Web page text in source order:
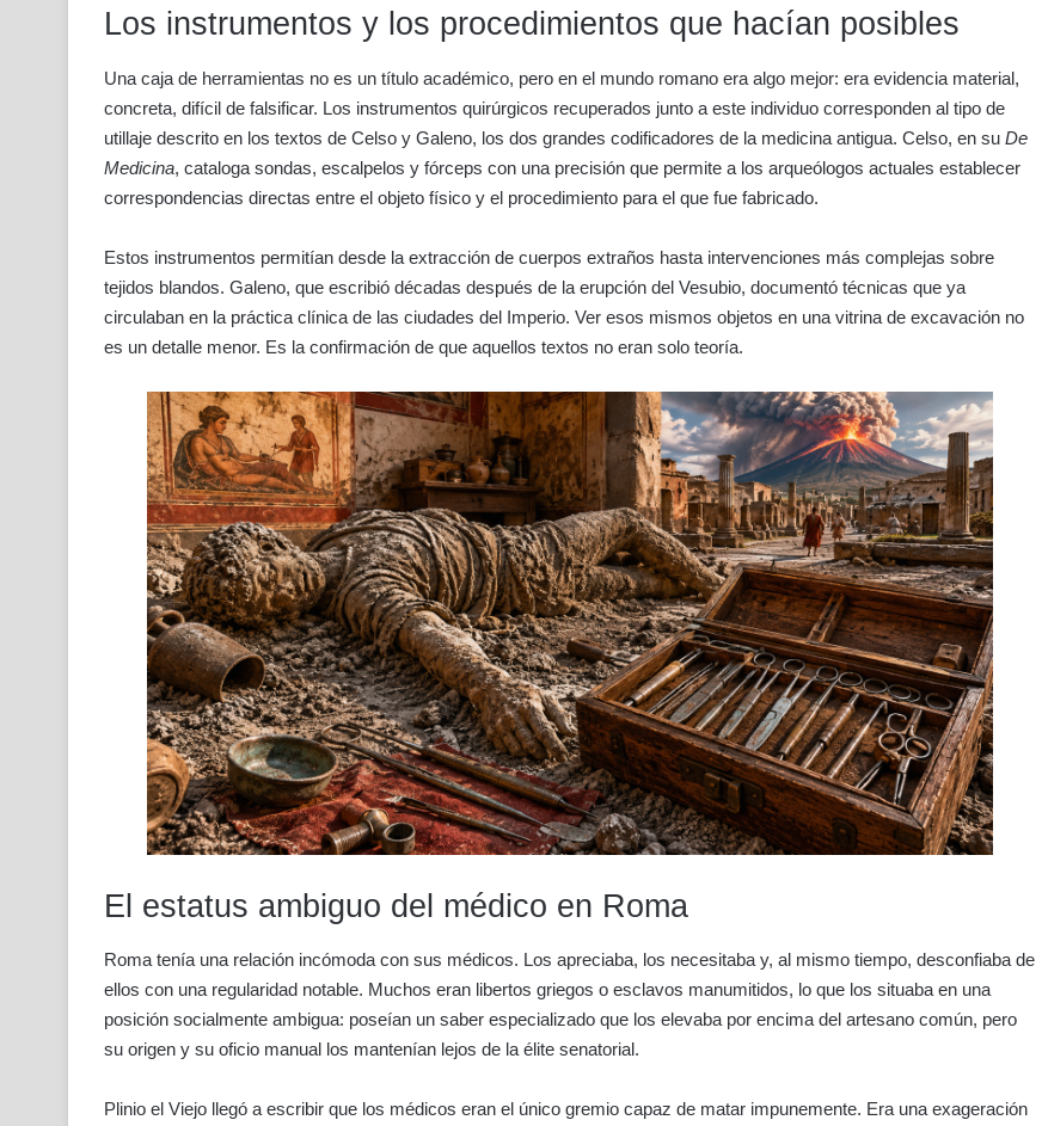
Los instrumentos y los procedimientos que hacían posibles
Una caja de herramientas no es un título académico, pero en el mundo romano era algo mejor: era evidencia material,
concreta, difícil de falsificar. Los instrumentos quirúrgicos recuperados junto a este individuo corresponden al tipo de
utillaje descrito en los textos de Celso y Galeno, los dos grandes codificadores de la medicina antigua. Celso, en su De
Medicina, cataloga sondas, escalpelos y fórceps con una precisión que permite a los arqueólogos actuales establecer
correspondencias directas entre el objeto físico y el procedimiento para el que fue fabricado.
Estos instrumentos permitían desde la extracción de cuerpos extraños hasta intervenciones más complejas sobre
tejidos blandos. Galeno, que escribió décadas después de la erupción del Vesubio, documentó técnicas que ya
circulaban en la práctica clínica de las ciudades del Imperio. Ver esos mismos objetos en una vitrina de excavación no
es un detalle menor. Es la confirmación de que aquellos textos no eran solo teoría.
El estatus ambiguo del médico en Roma
Roma tenía una relación incómoda con sus médicos. Los apreciaba, los necesitaba y, al mismo tiempo, desconfiaba de
ellos con una regularidad notable. Muchos eran libertos griegos o esclavos manumitidos, lo que los situaba en una
posición socialmente ambigua: poseían un saber especializado que los elevaba por encima del artesano común, pero
su origen y su oficio manual los mantenían lejos de la élite senatorial.
Plinio el Viejo llegó a escribir que los médicos eran el único gremio capaz de matar impunemente. Era una exageración